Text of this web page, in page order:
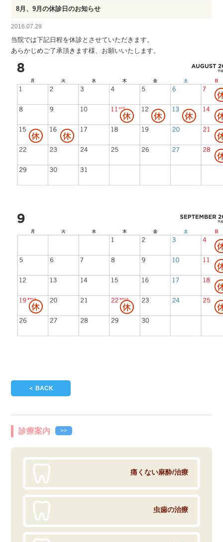
8月、9月の休診日のお知らせ
2016.07.29
当院では下記日程を休診とさせていただきます。
あらかじめご了承頂きます様、お願いいたします。
＜ BACK
診療案内 >>
痛くない麻酔/治療
虫歯の治療